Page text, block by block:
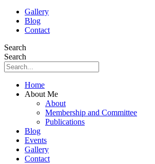
Gallery
Blog
Contact
Search
Search
Home
About Me
About
Membership and Committee
Publications
Blog
Events
Gallery
Contact